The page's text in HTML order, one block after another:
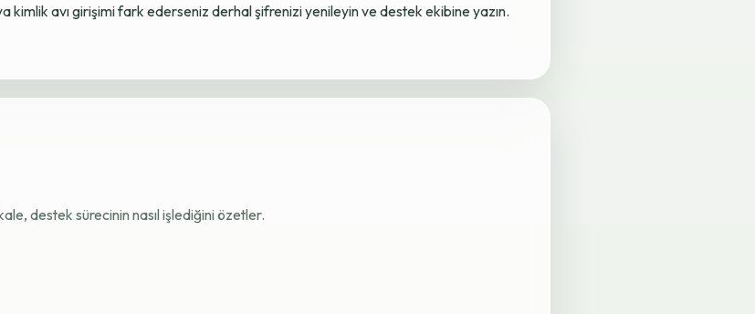
kimlik avı girişimi fark ederseniz derhal şifrenizi yenileyin ve destek ekibine yazın.
destek sürecinin nasıl işlediğini özetler.